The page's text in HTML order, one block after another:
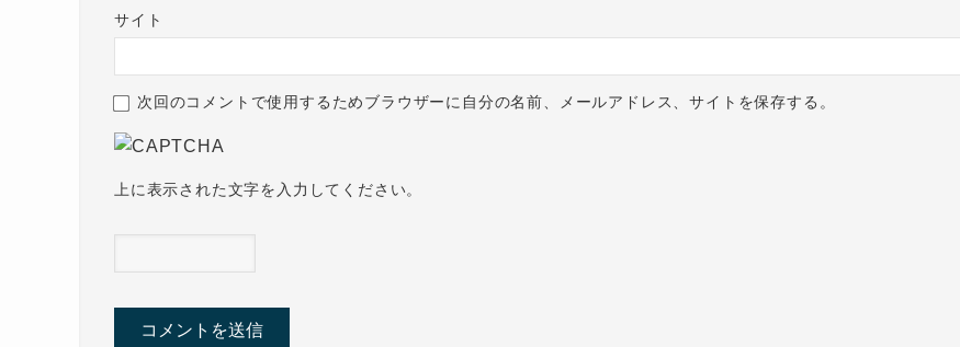
サイト
次回のコメントで使用するためブラウザーに自分の名前、メールアドレス、サイトを保存する。
上に表示された文字を入力してください。